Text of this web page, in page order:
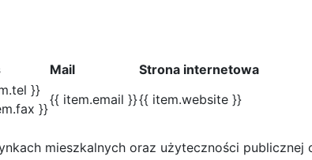
Mail
Strona internetowa
}}
}}
{{ item.email }}{{ item.website }}
mieszkalnych oraz użyteczności publicznej